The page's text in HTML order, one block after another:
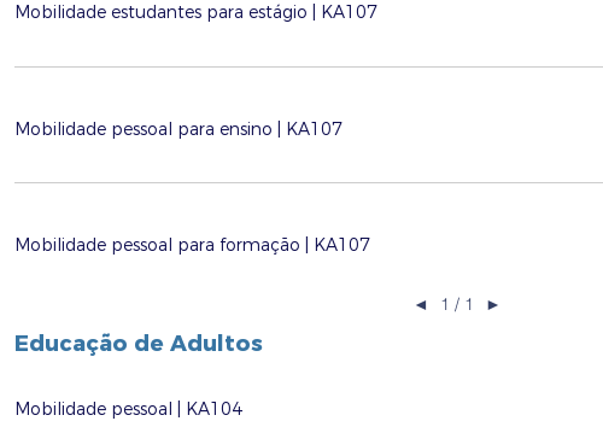
Mobilidade estudantes para estágio | KA107
Mobilidade pessoal para ensino | KA107
Mobilidade pessoal para formação | KA107
◄ 1 / 1 ►
Educação de Adultos
Mobilidade pessoal | KA104